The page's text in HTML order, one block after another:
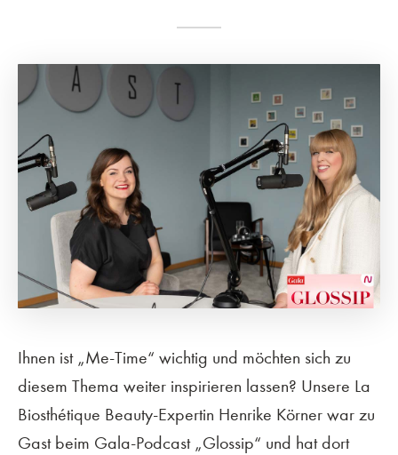
Ihnen ist „Me-Time“ wichtig und möchten sich zu
diesem Thema weiter inspirieren lassen? Unsere La
Biosthétique Beauty-Expertin Henrike Körner war zu
Gast beim Gala-Podcast „Glossip“ und hat dort